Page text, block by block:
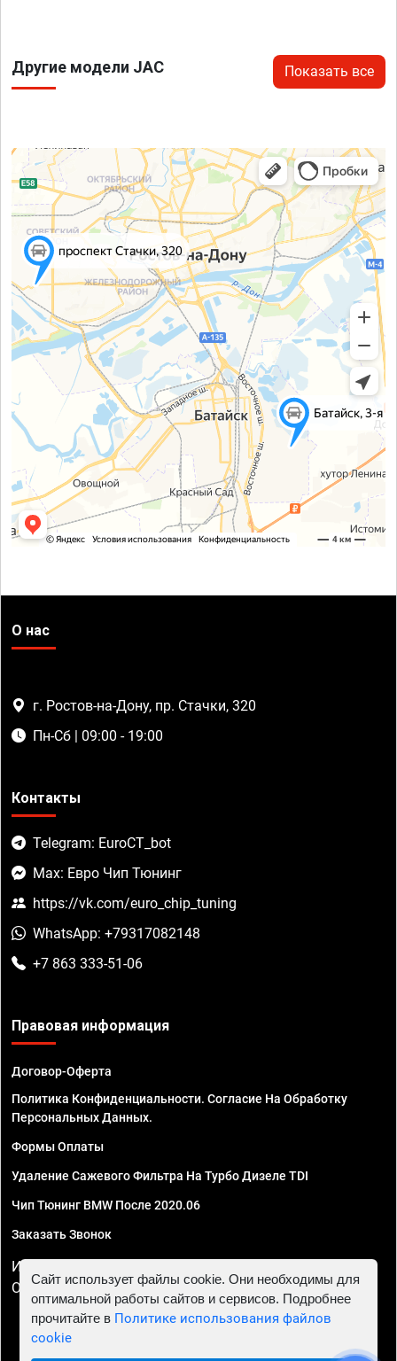
Другие модели JAC Показать все
О нас
г. Ростов-на-Дону, пр. Стачки, 320
Пн-Сб | 09:00 - 19:00
Контакты
Telegram: EuroCT_bot
Max: Евро Чип Тюнинг
https://vk.com/euro_chip_tuning
WhatsApp: +79317082148
+7 863 333-51-06
Правовая информация
Договор-Оферта
Политика Конфиденциальности. Согласие На Обработку
Персональных Данных.
Формы Оплаты
Удаление Сажевого Фильтра На Турбо Дизеле TDI
Чип Тюнинг BMW После 2020.06
Заказать Звонок
ИП Смирнов Георгий Павлович. ИНН 781302555843,
ОГРНИП 324470400032610
Сайт использует файлы cookie. Они необходимы для
оптимальной работы сайтов и сервисов. Подробнее
прочитайте в Политике использования файлов
cookie